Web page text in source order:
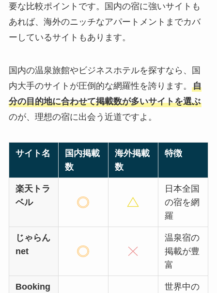
要な比較ポイントです。国内の宿に強いサイトも
あれば、海外のニッチなアパートメントまでカバ
ーしているサイトもあります。
国内の温泉旅館やビジネスホテルを探すなら、国
内大手のサイトが圧倒的な網羅性を誇ります。 自
分の目的地に合わせて掲載数が多いサイトを選ぶ
のが、理想の宿に出会う近道ですよ。
サイト名
国内掲載
数
海外掲載
数
特徴
楽天トラ
ベル
日本全国
の宿を網
羅
じゃらん
net
温泉宿の
掲載が豊
富
Booking
世界中の